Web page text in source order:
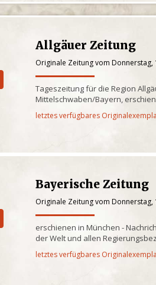
Allgäuer Zeitung
Originale Zeitung vom Donnerstag,
Tageszeitung für die Region
Mittelschwaben/Bayern,
letztes verfügbares
Bayerische Zeitung
Originale Zeitung vom Donnerstag,
erschienen in München -
der Welt und allen
letztes verfügbares